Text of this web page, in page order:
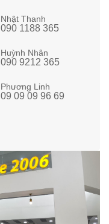
Nhật Thanh
090 1188 365
Huỳnh Nhân
090 9212 365
Phương Linh
09 09 09 96 69